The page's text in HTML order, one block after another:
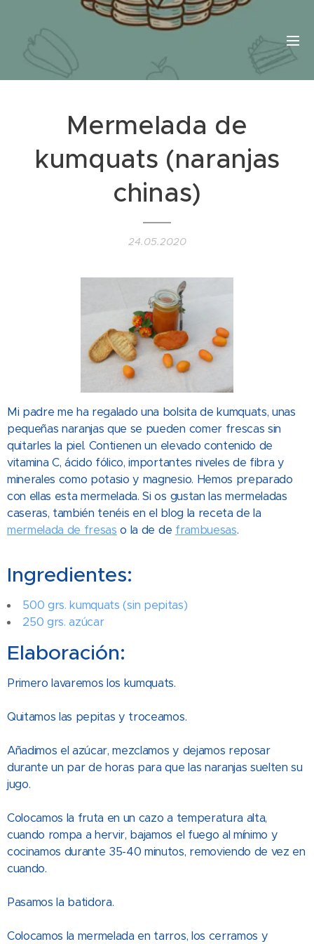
Mermelada de
kumquats (naranjas
chinas)
24.05.2020
Mi padre me ha regalado una bolsita de kumquats, unas
pequeñas naranjas que se pueden comer frescas sin
quitarles la piel. Contienen un elevado contenido de
vitamina C, ácido fólico, importantes niveles de fibra y
minerales como potasio y magnesio. Hemos preparado
con ellas esta mermelada. Si os gustan las mermeladas
caseras, también tenéis en el blog la receta de la
mermelada de fresas o la de de frambuesas.
Ingredientes:
500 grs. kumquats (sin pepitas)
250 grs. azúcar
Elaboración:
Primero lavaremos los kumquats.
Quitamos las pepitas y troceamos.
Añadimos el azúcar, mezclamos y dejamos reposar
durante un par de horas para que las naranjas suelten su
jugo.
Colocamos la fruta en un cazo a temperatura alta,
cuando rompa a hervir, bajamos el fuego al mínimo y
cocinamos durante 35-40 minutos, removiendo de vez en
cuando.
Pasamos la batidora.
Colocamos la mermelada en tarros, los cerramos y